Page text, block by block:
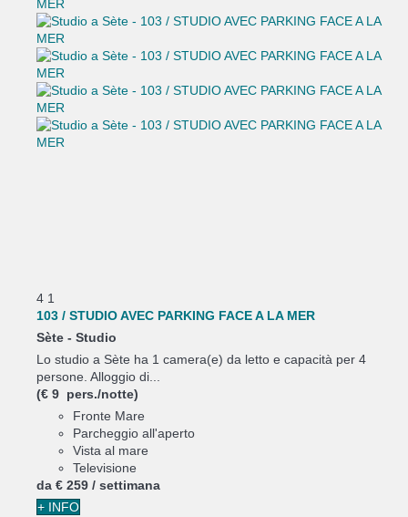
4 1
103 / STUDIO AVEC PARKING FACE A LA MER
Sète - Studio
Lo studio a Sète ha 1 camera(e) da letto e capacità per 4
persone. Alloggio di...
(€ 9 pers./notte)
Fronte Mare
Parcheggio all'aperto
Vista al mare
Televisione
da € 259 / settimana
+ INFO